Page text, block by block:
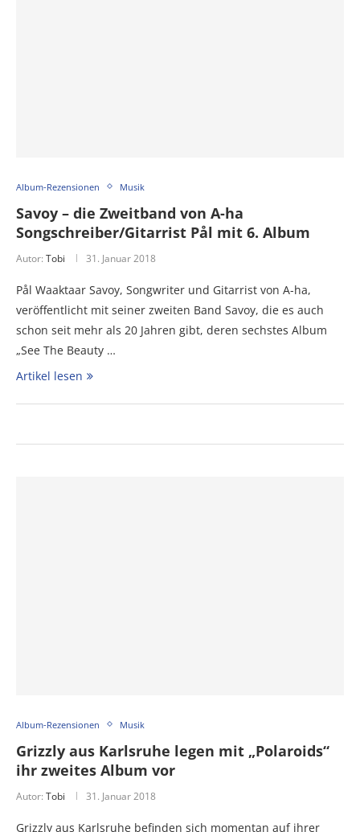
Album-Rezensionen Musik
Savoy – die Zweitband von A-ha
Songschreiber/Gitarrist Pål mit 6. Album
Autor: Tobi 31. Januar 2018
Pål Waaktaar Savoy, Songwriter und Gitarrist von A-ha,
veröffentlicht mit seiner zweiten Band Savoy, die es auch
schon seit mehr als 20 Jahren gibt, deren sechstes Album
„See The Beauty …
Artikel lesen
Album-Rezensionen Musik
Grizzly aus Karlsruhe legen mit „Polaroids“
ihr zweites Album vor
Autor: Tobi 31. Januar 2018
Grizzly aus Karlsruhe befinden sich momentan auf ihrer